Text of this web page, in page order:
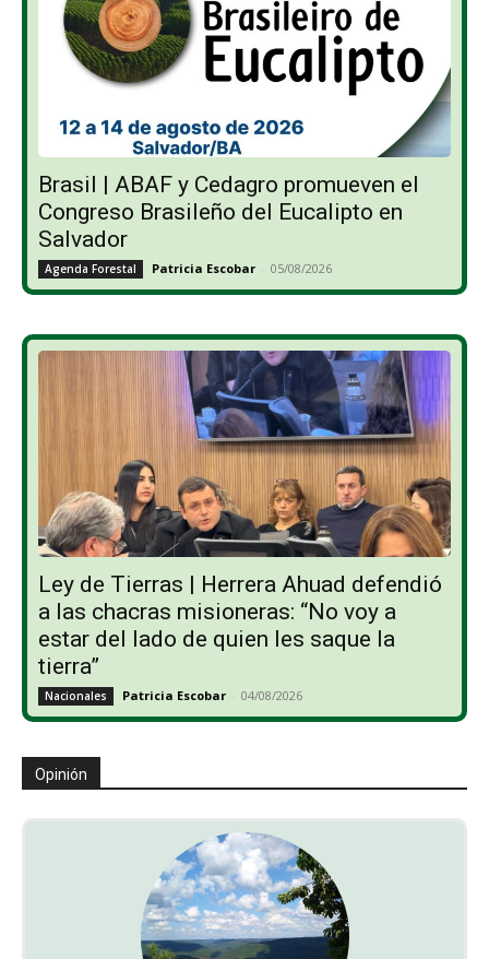
Brasil | ABAF y Cedagro promueven el
Congreso Brasileño del Eucalipto en
Salvador
Agenda Forestal Patricia Escobar - 05/08/2026
Ley de Tierras | Herrera Ahuad defendió
a las chacras misioneras: “No voy a
estar del lado de quien les saque la
tierra”
Nacionales Patricia Escobar - 04/08/2026
Opinión